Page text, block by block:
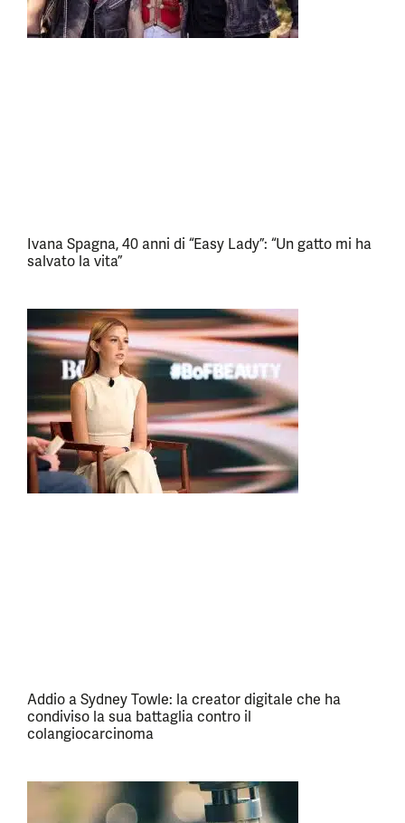
Ivana Spagna, 40 anni di “Easy Lady”: “Un gatto mi ha
salvato la vita”
Addio a Sydney Towle: la creator digitale che ha
condiviso la sua battaglia contro il
colangiocarcinoma